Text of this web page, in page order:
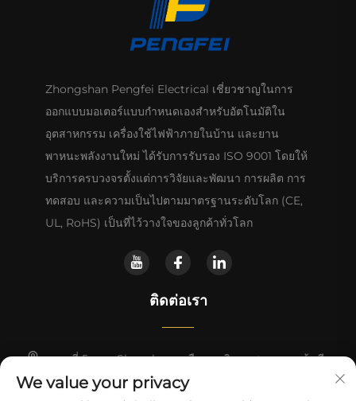
Zhongshan Pengfei Electrical เชี่ยวชาญในการ
ออกแบบมอเตอร์แบบกำหนดเองสำหรับอัตโนมัติใน
อุตสาหกรรม เครื่องใช้ไฟฟ้าภายในบ้าน และยาน
พาหนะพลังงานใหม่ ได้รับการรับรอง ISO 9001 โดยให้
บริการครบวงจรตั้งแต่การวิจัยและพัฒนา การผลิต การ
ทดสอบ และความเป็นไปตามมาตรฐานระดับโลก (CE,
UL, RoHS) เป็นที่ไว้วางใจของลูกค้าทั่วโลก
ติดต่อเรา
เลขที่ 5 ถนน Shunchang เมืองตงเฉิง จงซาน กวางตุ้ง จีน
+86-18028357686
We value your privacy